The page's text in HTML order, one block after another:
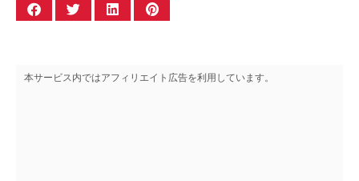
本サービス内ではアフィリエイト広告を利用しています。